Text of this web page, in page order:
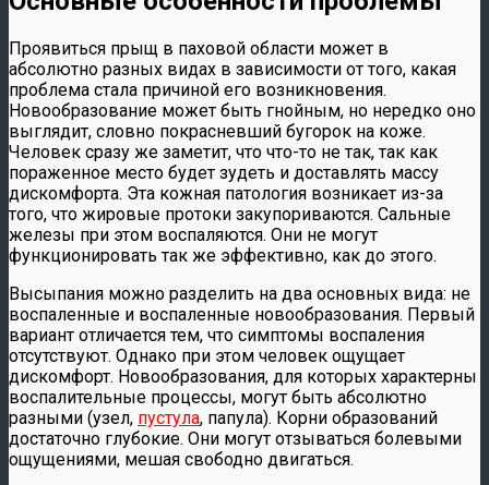
Проявиться прыщ в паховой области может в
абсолютно разных видах в зависимости от того, какая
проблема стала причиной его возникновения.
Новообразование может быть гнойным, но нередко оно
выглядит, словно покрасневший бугорок на коже.
Человек сразу же заметит, что что-то не так, так как
пораженное место будет зудеть и доставлять массу
дискомфорта. Эта кожная патология возникает из-за
того, что жировые протоки закупориваются. Сальные
железы при этом воспаляются. Они не могут
функционировать так же эффективно, как до этого.
Высыпания можно разделить на два основных вида: не
воспаленные и воспаленные новообразования. Первый
вариант отличается тем, что симптомы воспаления
отсутствуют. Однако при этом человек ощущает
дискомфорт. Новообразования, для которых характерны
воспалительные процессы, могут быть абсолютно
разными (узел, пустула, папула). Корни образований
достаточно глубокие. Они могут отзываться болевыми
ощущениями, мешая свободно двигаться.